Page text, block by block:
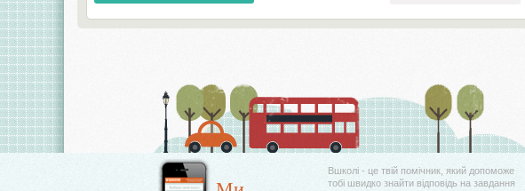
Вшколі - це твій помічник, який допоможе
тобі швидко знайти відповідь на завдання